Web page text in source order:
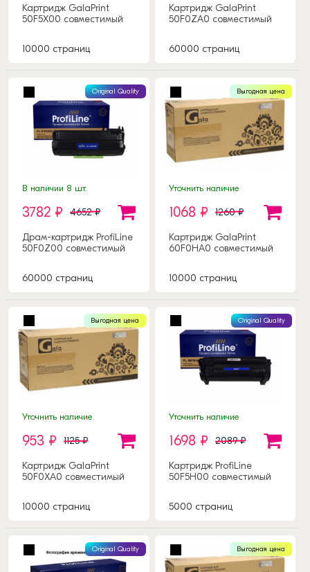
Картридж GalaPrint
50F5X00 совместимый
10000 страниц
Картридж GalaPrint
50F0ZA0 совместимый
60000 страниц
Original Quality
В наличии 8 шт.
3782 ₽ 4652 ₽
Драм-картридж ProfiLine
50F0Z00 совместимый
60000 страниц
Выгодная цена
Уточнить наличие
1068 ₽ 1260 ₽
Картридж GalaPrint
60F0HA0 совместимый
10000 страниц
Выгодная цена
Уточнить наличие
953 ₽ 1125 ₽
Картридж GalaPrint
50F0XA0 совместимый
10000 страниц
Original Quality
Уточнить наличие
1698 ₽ 2089 ₽
Картридж ProfiLine
50F5H00 совместимый
5000 страниц
Original Quality Выгодная цена